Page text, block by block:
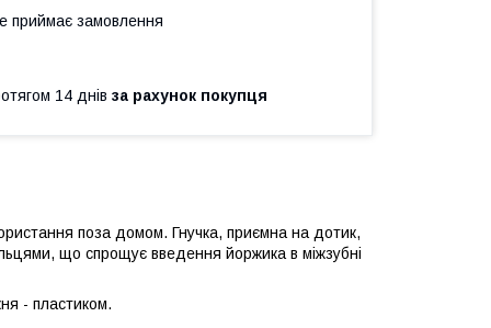
приймає замовлення
14 днів за рахунок покупця
поза домом. Гнучка, приємна на дотик,
що спрощує введення йоржика в міжзубні
- пластиком.